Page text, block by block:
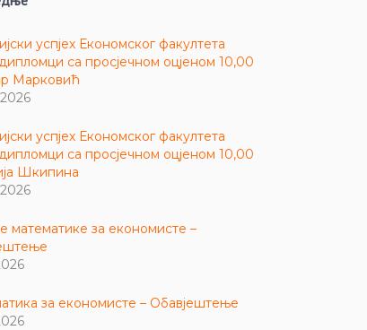
успјех Економског факултета
са просјечном оцјеном 10,00
Марковић
2026
успјех Економског факултета
са просјечном оцјеном 10,00
Шкипина
2026
математике за економисте –
за економисте – Обавјештење